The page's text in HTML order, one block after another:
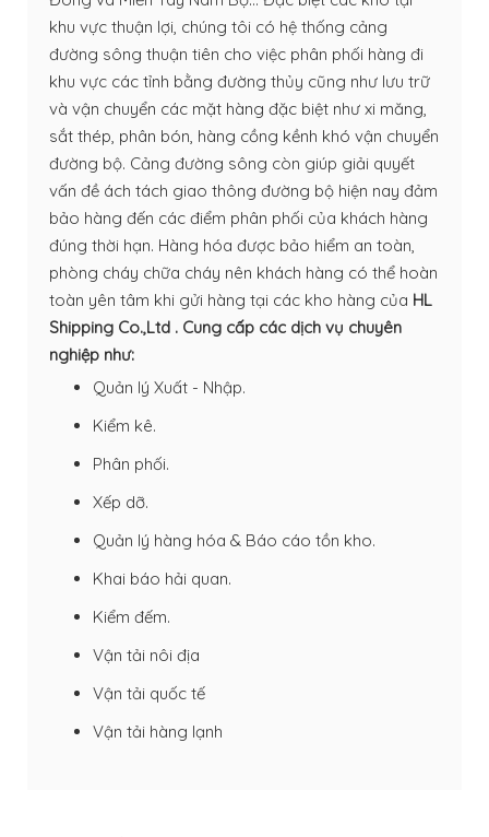
khu vực thuận lợi, chúng tôi có hệ thống cảng
đường sông thuận tiên cho việc phân phối hàng đi
khu vực các tỉnh bằng đường thủy cũng như lưu trữ
và vận chuyển các mặt hàng đặc biệt như xi măng,
sắt thép, phân bón, hàng cồng kềnh khó vận chuyển
đường bộ. Cảng đường sông còn giúp giải quyết
vấn đề ách tách giao thông đường bộ hiện nay đảm
bảo hàng đến các điểm phân phối của khách hàng
đúng thời hạn. Hàng hóa được bảo hiểm an toàn,
phòng cháy chữa cháy nên khách hàng có thể hoàn
toàn yên tâm khi gửi hàng tại các kho hàng của HL
Shipping Co.,Ltd . Cung cấp các dịch vụ chuyên
nghiệp như:
Quản lý Xuất - Nhập.
Kiểm kê.
Phân phối.
Xếp dỡ.
Quản lý hàng hóa & Báo cáo tồn kho.
Khai báo hải quan.
Kiểm đếm.
Vận tải nôi địa
Vận tải quốc tế
Vận tải hàng lạnh